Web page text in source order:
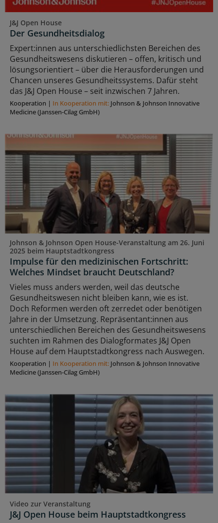
J&J Open House
Der Gesundheitsdialog
Expert:innen aus unterschiedlichsten Bereichen des
Gesundheitswesens diskutieren – offen, kritisch und
lösungsorientiert – über die Herausforderungen und
Chancen unseres Gesundheitssystems. Dafür steht
das J&J Open House – seit inzwischen 7 Jahren.
Kooperation | In Kooperation mit: Johnson & Johnson Innovative
Medicine (Janssen-Cilag GmbH)
Johnson & Johnson Open House-Veranstaltung am 26. Juni
2025 beim Hauptstadtkongress
Impulse für den medizinischen Fortschritt:
Welches Mindset braucht Deutschland?
Vieles muss anders werden, weil das deutsche
Gesundheitswesen nicht bleiben kann, wie es ist.
Doch Reformen werden oft zerredet oder benötigen
Jahre in der Umsetzung. Repräsentant:innen aus
unterschiedlichen Bereichen des Gesundheitswesens
suchten im Rahmen des Dialogformates J&J Open
House auf dem Hauptstadtkongress nach Auswegen.
Kooperation | In Kooperation mit: Johnson & Johnson Innovative
Medicine (Janssen-Cilag GmbH)
Video zur Veranstaltung
J&J Open House beim Hauptstadtkongress